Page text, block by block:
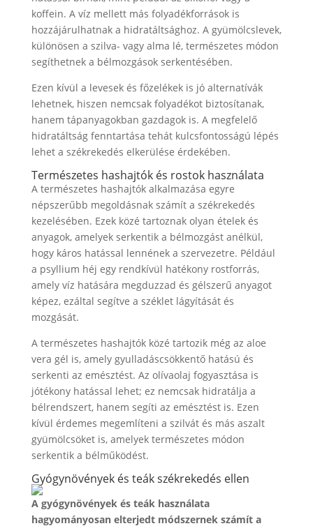
koffein. A víz mellett más folyadékforrások is
hozzájárulhatnak a hidratáltsághoz. A gyümölcslevek,
különösen a szilva- vagy alma lé, természetes módon
segíthetnek a bélmozgások serkentésében.
Ezen kívül a levesek és főzelékek is jó alternatívák
lehetnek, hiszen nemcsak folyadékot biztosítanak,
hanem tápanyagokban gazdagok is. A megfelelő
hidratáltság fenntartása tehát kulcsfontosságú lépés
lehet a székrekedés elkerülése érdekében.
Természetes hashajtók és rostok használata
A természetes hashajtók alkalmazása egyre
népszerűbb megoldásnak számít a székrekedés
kezelésében. Ezek közé tartoznak olyan ételek és
anyagok, amelyek serkentik a bélmozgást anélkül,
hogy káros hatással lennének a szervezetre. Például
a psyllium héj egy rendkívül hatékony rostforrás,
amely víz hatására megduzzad és gélszerű anyagot
képez, ezáltal segítve a széklet lágyítását és
mozgását.
A természetes hashajtók közé tartozik még az aloe
vera gél is, amely gyulladáscsökkentő hatású és
serkenti az emésztést. Az olívaolaj fogyasztása is
jótékony hatással lehet; ez nemcsak hidratálja a
bélrendszert, hanem segíti az emésztést is. Ezen
kívül érdemes megemlíteni a szilvát és más aszalt
gyümölcsöket is, amelyek természetes módon
serkentik a bélműködést.
Gyógynövények és teák székrekedés ellen
A gyógynövények és teák használata
hagyományosan elterjedt módszernek számít a